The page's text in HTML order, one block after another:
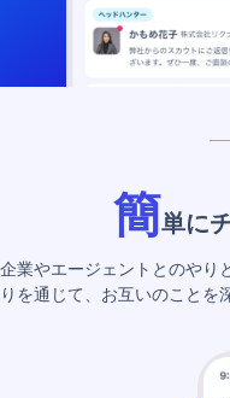
簡単に
企業やエージェントとのやり
りを通じて、お互いのことを